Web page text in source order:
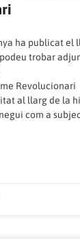
ha publicat el
trobar
Revolucionari
al llarg de la
com a